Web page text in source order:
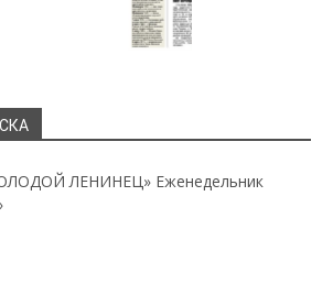
ЛЕНИНЕЦ» Еженедельник